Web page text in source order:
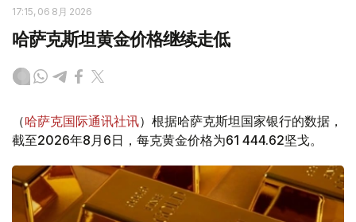
17:15, 06 8月 2026
哈萨克斯坦黄金价格继续走低
（哈萨克国际通讯社讯）根据哈萨克斯坦国家银行的数据，
截至2026年8月6日，每克黄金价格为61 444.62坚戈。